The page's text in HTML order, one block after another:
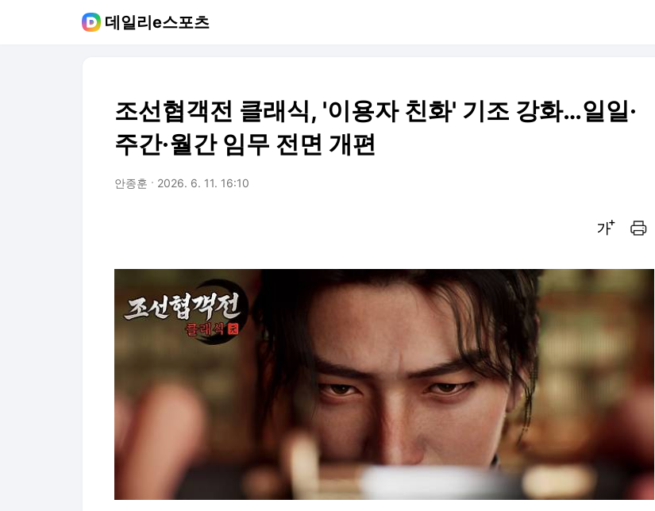
데일리e스포츠
조선협객전 클래식, '이용자 친화' 기조 강화…일일·
주간·월간 임무 전면 개편
안종훈 2026. 6. 11. 16:10